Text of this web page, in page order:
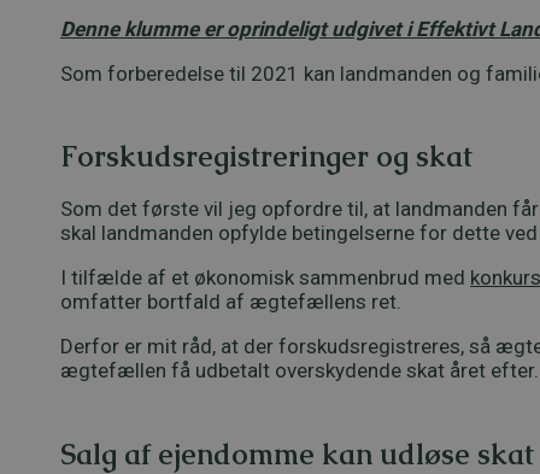
Denne klumme er oprindeligt udgivet i Effektivt
Som forberedelse til 2021 kan landmanden og
Forskudsregistreringer og skat
Som det første vil jeg opfordre til, at landmanden
skal landmanden opfylde betingelserne for dette
I tilfælde af et økonomisk sammenbrud med
omfatter bortfald af ægtefællens ret.
Derfor er mit råd, at der forskudsregistreres, så
ægtefællen få udbetalt overskydende skat året efter.
Salg af ejendomme kan udløse skat